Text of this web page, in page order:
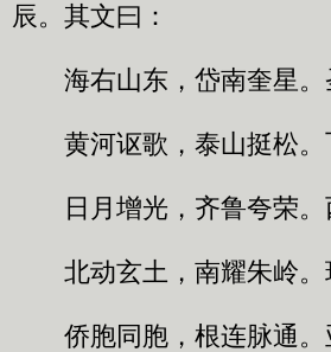
辰。其文曰：
海右山东，岱南奎星。
黄河讴歌，泰山挺松。
日月增光，齐鲁夸荣。
北动玄土，南耀朱岭。
侨胞同胞，根连脉通。